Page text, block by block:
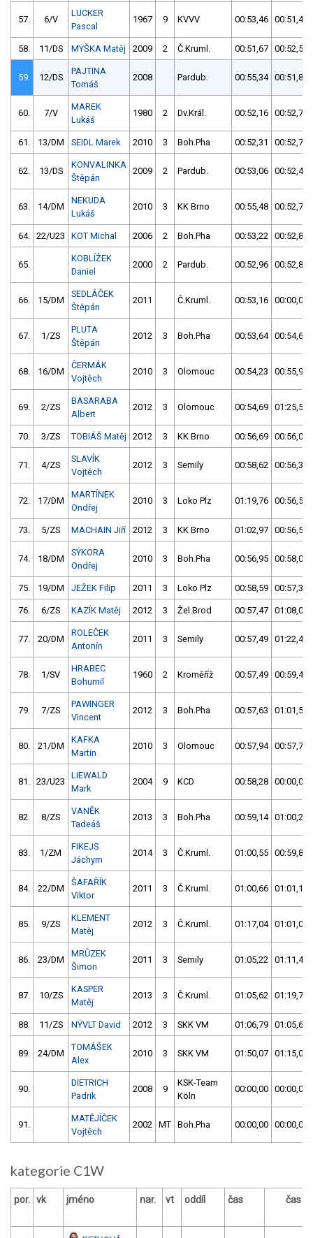
57. 6/V
LUCKER
Pascal
1967 9 KVVV 00:53,46 00:51,43
58. 11/DS MYŠKA Matěj 2009 2 Č.Kruml. 00:51,67 00:52,51
59. 12/DS
PAJTINA
Tomáš
2008 Pardub. 00:55,34 00:51,86
60. 7/V
MAREK
Lukáš
1980 2 Dv.Král. 00:52,16 00:52,74
61. 13/DM SEIDL Marek 2010 3 Boh.Pha 00:52,31 00:52,72
62. 13/DS
KONVALINKA
Štěpán
2009 2 Pardub. 00:53,06 00:52,44
63. 14/DM
NEKUDA
Lukáš
2010 3 KK Brno 00:55,48 00:52,73
64. 22/U23 KOT Michal 2006 2 Boh.Pha 00:53,22 00:52,80
65.
KOBLÍŽEK
Daniel
2000 2 Pardub. 00:52,96 00:52,86
66. 15/DM
SEDLÁČEK
Štěpán
2011 Č.Kruml. 00:53,16 00:00,00
67. 1/ZS
PLUTA
Štěpán
2012 3 Boh.Pha 00:53,64 00:54,68
68. 16/DM
ČERMÁK
Vojtěch
2010 3 Olomouc 00:54,23 00:55,94
69. 2/ZS
BASARABA
Albert
2012 3 Olomouc 00:54,69 01:25,50
70. 3/ZS TOBIÁŠ Matěj 2012 3 KK Brno 00:56,69 00:56,01
71. 4/ZS
SLAVÍK
Vojtěch
2012 3 Semily 00:58,62 00:56,31
72. 17/DM
MARTÍNEK
Ondřej
2010 3 Loko Plz 01:19,76 00:56,57
73. 5/ZS MACHAIN Jiří 2012 3 KK Brno 01:02,97 00:56,59
74. 18/DM
SÝKORA
Ondřej
2010 3 Boh.Pha 00:56,95 00:58,07
75. 19/DM JEŽEK Filip 2011 3 Loko Plz 00:58,59 00:57,35
76. 6/ZS KAZÍK Matěj 2012 3 Žel.Brod 00:57,47 01:08,03
77. 20/DM
ROLEČEK
Antonín
2011 3 Semily 00:57,49 01:22,48
78. 1/SV
HRABEC
Bohumil
1960 2 Kroměříž 00:57,49 00:59,45
79. 7/ZS
PAWINGER
Vincent
2012 3 Boh.Pha 00:57,63 01:01,56
80. 21/DM
KAFKA
Martin
2010 3 Olomouc 00:57,94 00:57,71
81. 23/U23
LIEWALD
Mark
2004 9 KCD 00:58,28 00:00,00
82. 8/ZS
VANĚK
Tadeáš
2013 3 Boh.Pha 00:59,14 01:00,24
83. 1/ZM
FIKEJS
Jáchym
2014 3 Č.Kruml. 01:00,55 00:59,87
84. 22/DM
ŠAFAŘÍK
Viktor
2011 3 Č.Kruml. 01:00,66 01:01,10
85. 9/ZS
KLEMENT
Matěj
2012 3 Č.Kruml. 01:17,04 01:01,07
86. 23/DM
MRŮZEK
Šimon
2011 3 Semily 01:05,22 01:11,47
87. 10/ZS
KASPER
Matěj
2013 3 Č.Kruml. 01:05,62 01:19,75
88. 11/ZS NÝVLT David 2012 3 SKK VM 01:06,79 01:05,64
89. 24/DM
TOMÁŠEK
Alex
2010 3 SKK VM 01:50,07 01:15,00
90.
DIETRICH
Padrik
2008 9
KSK-Team
Köln
00:00,00 00:00,00
91.
MATĚJÍČEK
Vojtěch
2002 MT Boh.Pha 00:00,00 00:00,00
kategorie C1W
por. vk jméno nar. vt oddíl čas čas